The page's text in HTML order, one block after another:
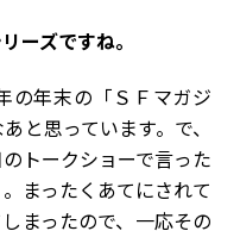
ーズですね。
の年末の「ＳＦマガジ
と思っています。で、
トークショーで言った
まったくあてにされて
まったので、一応その